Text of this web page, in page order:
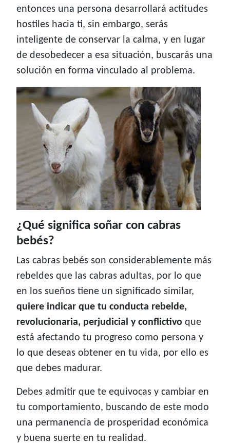
entonces una persona desarrollará actitudes
hostiles hacia ti, sin embargo, serás
inteligente de conservar la calma, y en lugar
de desobedecer a esa situación, buscarás una
solución en forma vinculado al problema.
¿Qué significa soñar con cabras
bebés?
Las cabras bebés son considerablemente más
rebeldes que las cabras adultas, por lo que
en los sueños tiene un significado similar,
quiere indicar que tu conducta rebelde,
revolucionaria, perjudicial y conflictivo que
está afectando tu progreso como persona y
lo que deseas obtener en tu vida, por ello es
que debes madurar.
Debes admitir que te equivocas y cambiar en
tu comportamiento, buscando de este modo
una permanencia de prosperidad económica
y buena suerte en tu realidad.